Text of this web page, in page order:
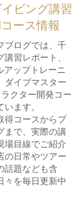
ビング講習
ース情報
ブログでは、千
習レポート、
アップトレーニ
ダイブマスター
クター開発コー
ます。
得コースからプ
まで、実際の講
場目線でご紹介
の日常やツアー
話題なども含
々を毎日更新中